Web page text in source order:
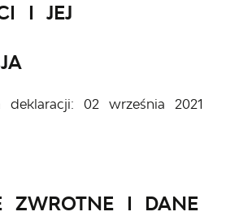
I JEJ
deklaracji: 02 września 2021
ZWROTNE I DANE